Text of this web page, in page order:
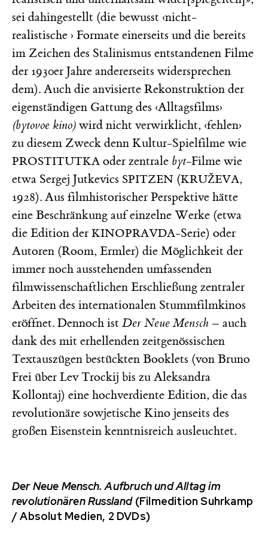
sei dahingestellt (die bewusst ‹nicht-
realistische › Formate einerseits und die bereits
im Zeichen des Stalinismus entstandenen Filme
der 1930er Jahre andererseits widersprechen
dem). Auch die anvisierte Rekonstruktion der
eigenständigen Gattung des ‹Alltagsfilms›
(bytovoe kino) wird nicht verwirklicht, ‹fehlen›
zu diesem Zweck denn Kultur-Spielfilme wie
PROSTITUTKA oder zentrale byt-Filme wie
etwa Sergej Jutkevics SPITZEN (KRUŽEVA,
1928). Aus filmhistorischer Perspektive hätte
eine Beschränkung auf einzelne Werke (etwa
die Edition der KINOPRAVDA-Serie) oder
Autoren (Room, Ermler) die Möglichkeit der
immer noch ausstehenden umfassenden
filmwissenschaftlichen Erschließung zentraler
Arbeiten des internationalen Stummfilmkinos
eröffnet. Dennoch ist Der Neue Mensch – auch
dank des mit erhellenden zeitgenössischen
Textauszügen bestückten Booklets (von Bruno
Frei über Lev Trockij bis zu Aleksandra
Kollontaj) eine hochverdiente Edition, die das
revolutionäre sowjetische Kino jenseits des
großen Eisenstein kenntnisreich ausleuchtet.
Der Neue Mensch. Aufbruch und Alltag im
revolutionären Russland (Filmedition Suhrkamp
/ Absolut Medien, 2 DVDs)